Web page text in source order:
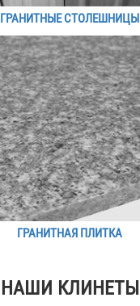
ГРАНИТНЫЕ СТОЛЕШНИЦЫ
ГРАНИТНАЯ ПЛИТКА
НАШИ КЛИНЕТЫ